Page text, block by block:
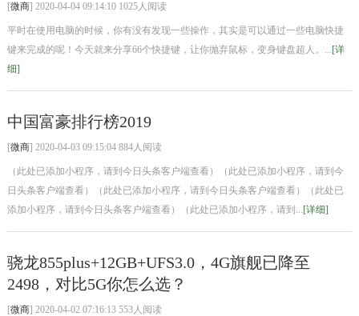
[微商] 2020-04-04 09:14:10 1025人阅读
平时在使用电脑的时候，你有没有发现一些操作，其实是可以通过一些电脑快捷
键来完成的呢！今天就来分享66个快捷键，让你抛弃鼠标，变身键盘超人。...[详
细]
中国富豪排行榜2019
[微商] 2020-04-03 09:15:04 884人阅读
（此处已添加小程序，请到今日头条客户端查看）（此处已添加小程序，请到今
日头条客户端查看）（此处已添加小程序，请到今日头条客户端查看）（此处已
添加小程序，请到今日头条客户端查看）（此处已添加小程序，请到...[详细]
骁龙855plus+12GB+UFS3.0，4G旗舰已降至
2498，对比5G你怎么选？
[微商] 2020-04-02 07:16:13 553人阅读